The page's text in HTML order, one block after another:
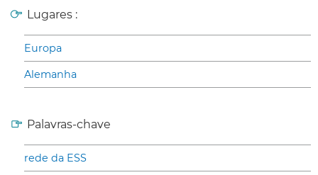
Lugares :
Europa
Alemanha
Palavras-chave
rede da ESS